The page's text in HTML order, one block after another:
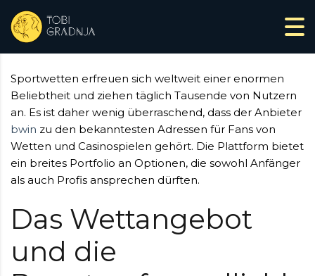
Sportwetten erfreuen sich weltweit einer enormen
Beliebtheit und ziehen täglich Tausende von Nutzern
an. Es ist daher wenig überraschend, dass der Anbieter
bwin zu den bekanntesten Adressen für Fans von
Wetten und Casinospielen gehört. Die Plattform bietet
ein breites Portfolio an Optionen, die sowohl Anfänger
als auch Profis ansprechen dürften.
Das Wettangebot
und die